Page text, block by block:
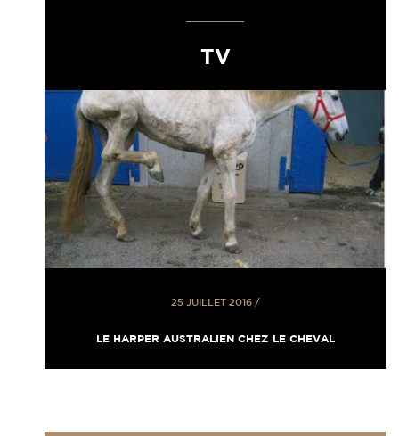
TV
25 JUILLET 2016/
LE HARPER AUSTRALIEN CHEZ LE CHEVAL